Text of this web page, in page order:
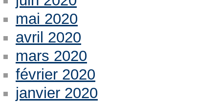
mai 2020
avril 2020
mars 2020
février 2020
janvier 2020